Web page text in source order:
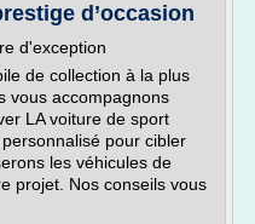
d’occasion
d'exception
de collection à la plus
vous accompagnons
LA voiture de sport
pour cibler
les véhicules de
projet. Nos conseils vous